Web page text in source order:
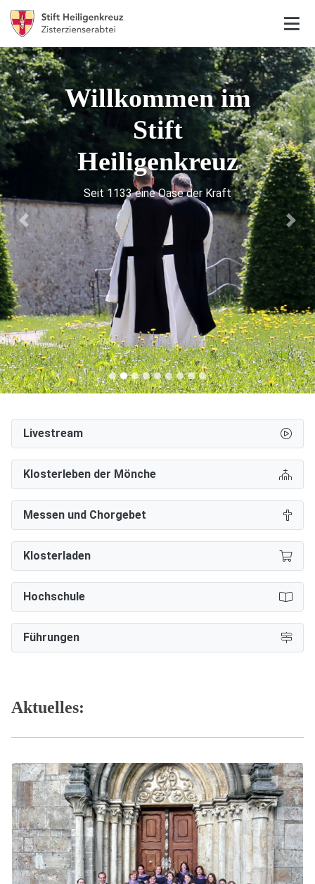
Willkommen im
Stift
Heiligenkreuz
Seit 1133 eine Oase der Kraft
Previous Next
Livestream
Klosterleben der Mönche
Messen und Chorgebet
Klosterladen
Hochschule
Führungen
Aktuelles: